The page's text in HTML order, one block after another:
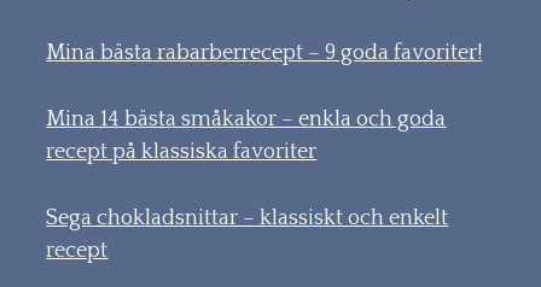
Mina bästa rabarberrecept – 9 goda favoriter!
Mina 14 bästa småkakor – enkla och goda
recept på klassiska favoriter
Sega chokladsnittar – klassiskt och enkelt
recept